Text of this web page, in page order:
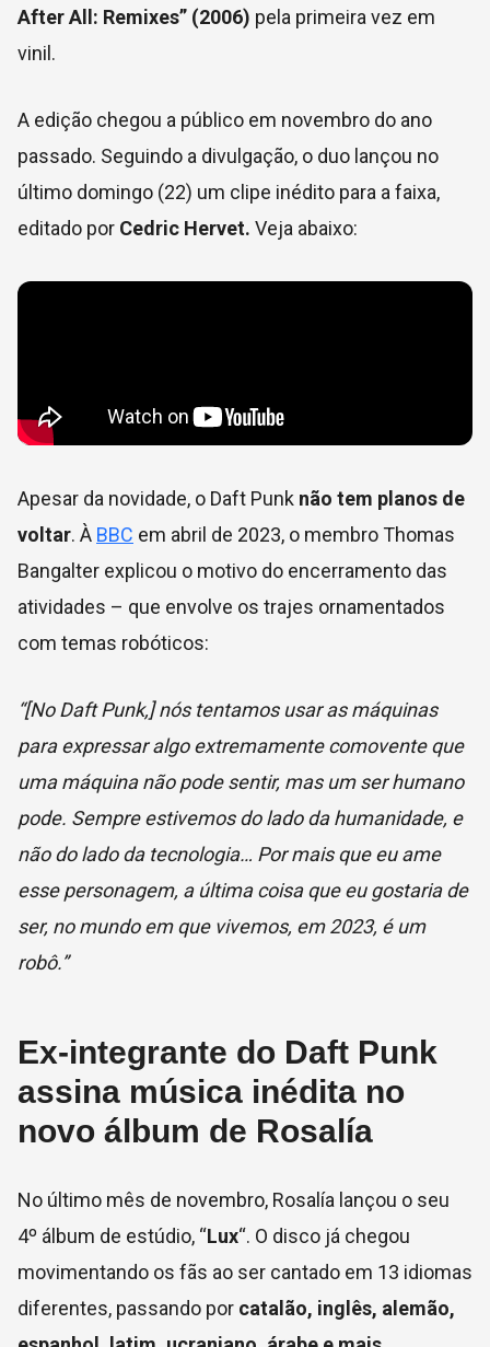
After All: Remixes” (2006) pela primeira vez em
vinil.
A edição chegou a público em novembro do ano
passado. Seguindo a divulgação, o duo lançou no
último domingo (22) um clipe inédito para a faixa,
editado por Cedric Hervet. Veja abaixo:
Apesar da novidade, o Daft Punk não tem planos de
voltar. À BBC em abril de 2023, o membro Thomas
Bangalter explicou o motivo do encerramento das
atividades – que envolve os trajes ornamentados
com temas robóticos:
“[No Daft Punk,] nós tentamos usar as máquinas
para expressar algo extremamente comovente que
uma máquina não pode sentir, mas um ser humano
pode. Sempre estivemos do lado da humanidade, e
não do lado da tecnologia… Por mais que eu ame
esse personagem, a última coisa que eu gostaria de
ser, no mundo em que vivemos, em 2023, é um
robô.”
Ex-integrante do Daft Punk
assina música inédita no
novo álbum de Rosalía
No último mês de novembro, Rosalía lançou o seu
4º álbum de estúdio, “Lux“. O disco já chegou
movimentando os fãs ao ser cantado em 13 idiomas
diferentes, passando por catalão, inglês, alemão,